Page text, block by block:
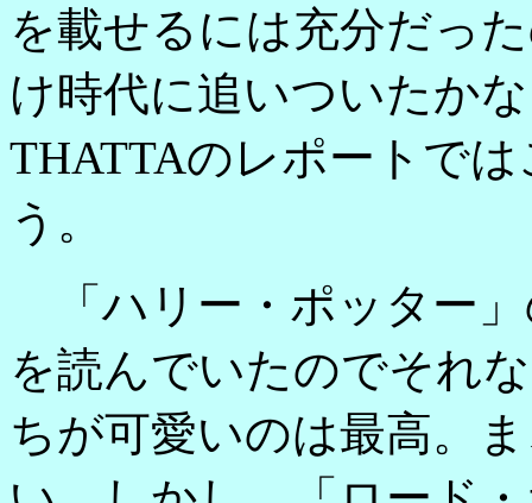
を載せるには充分だっ
け時代に追いついたか
THATTAのレポートで
う。
「ハリー・ポッター
を読んでいたのでそれ
ちが可愛いのは最高。